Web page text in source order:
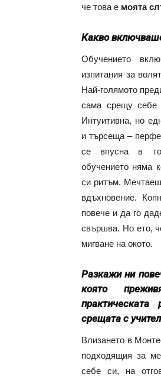
че това е моята
Какво
Обучението
изпитания за
Най-голямото
сама срещу себе
Интуитивна, но
и търсеща –
се впусна в
обучението няма
си ритъм. Мечтаеш
вдъхновение.
повече и да го
свършва. Но ето,
мигване на окото.
Разкажи ни
която
срещата с
Влизането в
подходящия за
себе си, на